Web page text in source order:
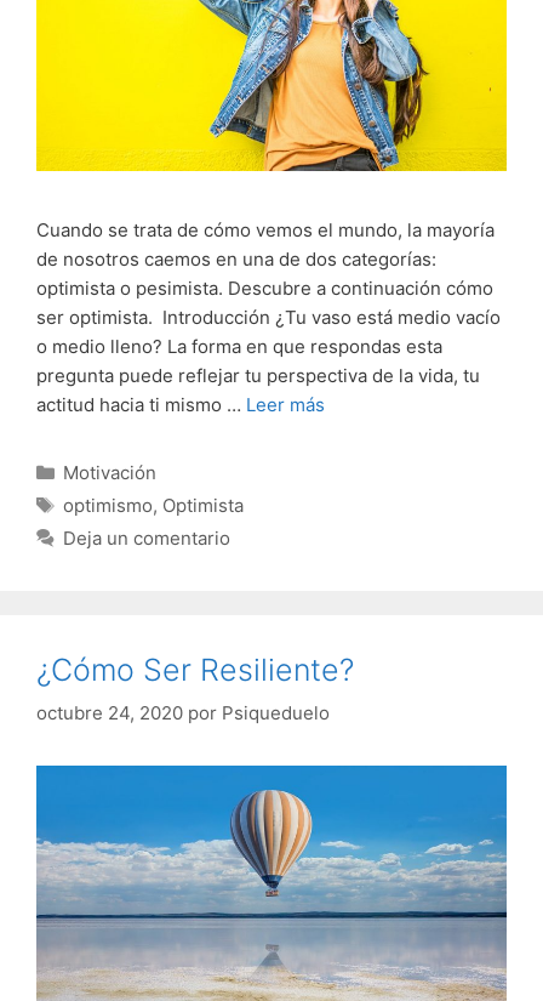
Cuando se trata de cómo vemos el mundo, la mayoría
de nosotros caemos en una de dos categorías:
optimista o pesimista. Descubre a continuación cómo
ser optimista. Introducción ¿Tu vaso está medio vacío
o medio lleno? La forma en que respondas esta
pregunta puede reflejar tu perspectiva de la vida, tu
actitud hacia ti mismo … Leer más
Categorías
Motivación
Etiquetas
optimismo, Optimista
Deja un comentario
¿Cómo Ser Resiliente?
octubre 24, 2020 por Psiqueduelo